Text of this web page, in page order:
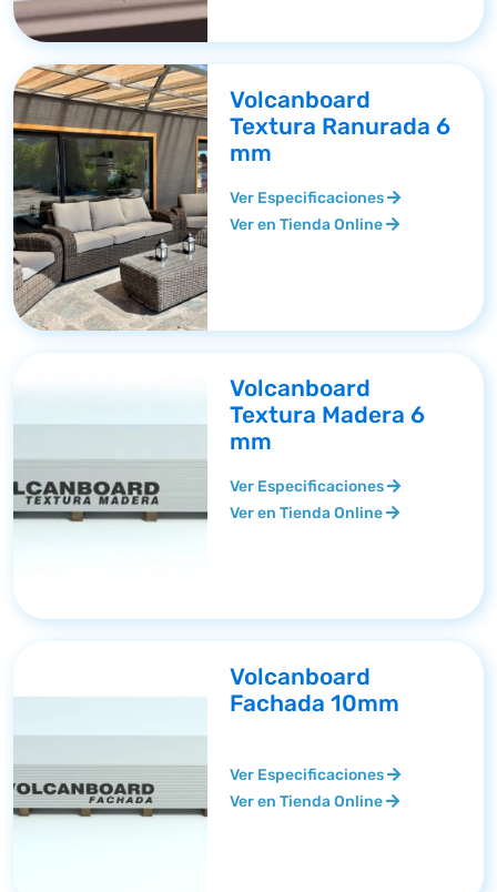
Volcanboard
Textura Ranurada 6
mm
Ver Especificaciones
Ver en Tienda Online
Volcanboard
Textura Madera 6
mm
Ver Especificaciones
Ver en Tienda Online
Volcanboard
Fachada 10mm
Ver Especificaciones
Ver en Tienda Online